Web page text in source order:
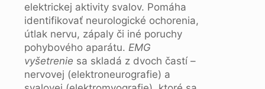
elektrickej aktivity svalov. Pomáha
identifikovať neurologické ochorenia,
útlak nervu, zápaly či iné poruchy
pohybového aparátu. EMG
vyšetrenie sa skladá z dvoch častí –
nervovej (elektroneurografie) a